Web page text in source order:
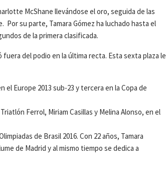
McShane llevándose el oro, seguida de las
su parte, Tamara Gómez ha luchado hasta el
de la primera clasificada.
del podio en la última recta. Esta sexta plaza le
Europe 2013 sub-23 y tercera en la Copa de
Ferrol, Miriam Casillas y Melina Alonso, en el
de Brasil 2016. Con 22 años, Tamara
de Madrid y al mismo tiempo se dedica a